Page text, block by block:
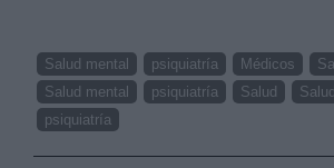
Salud mental psiquiatría Médicos
Salud mental
psiquiatría Salud
psiquiatría